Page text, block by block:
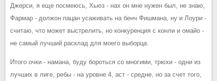
Джерси, я еще посмеюсь, Хьюз - нах он мне нужен был, не знаю,
Фармар - должон пацан усаживать на бенч Фишмана, ну и Лоури -
считаю, что может выстрелить, но конкуренция с конли и омайо -
не самый лучший расклад для моего выборца.
Итого очки - намана, буду бороться со многими, трюхи - одни из
лучших в лиге, ребы - на уровне 4, аст - средне, но за счет того,